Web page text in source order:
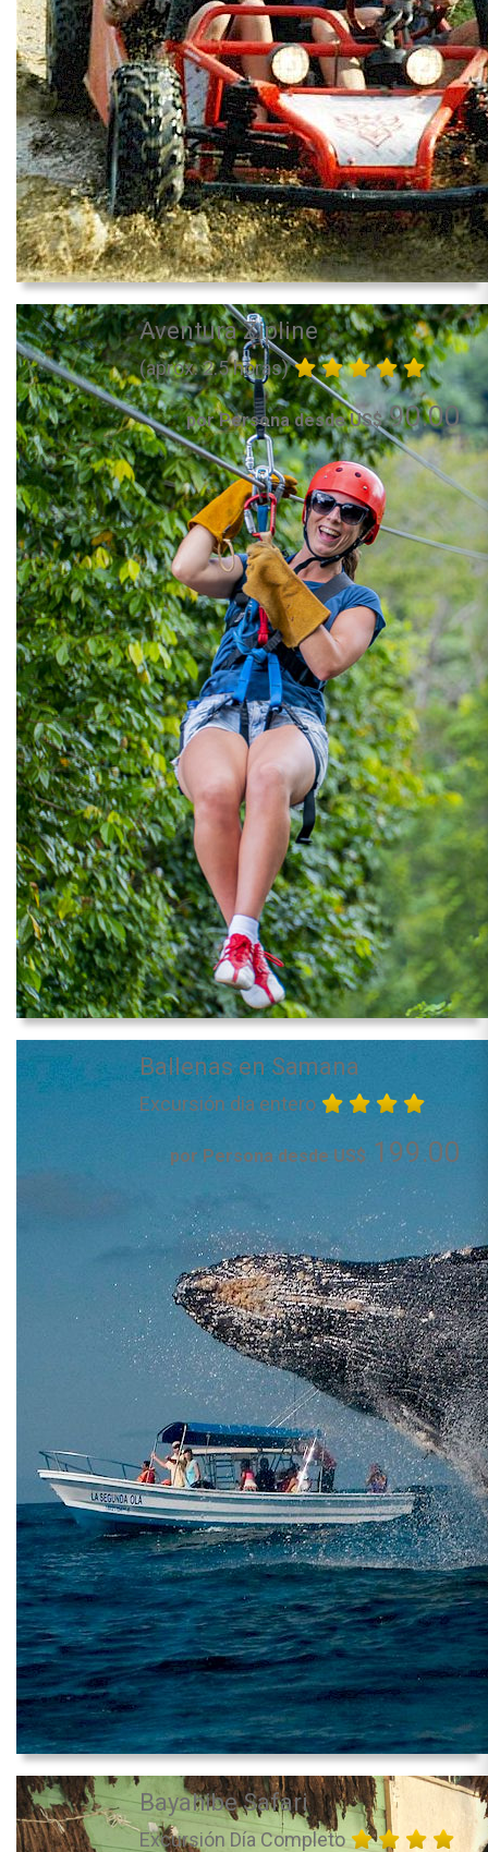
Aventura Zipline
(aprox. 2.5 horas)
por Persona desde US$90.00
Ballenas en Samana
Excursión dia entero
por Persona desde US$ 199.00
Bayahibe Safari
Excursión Día Completo